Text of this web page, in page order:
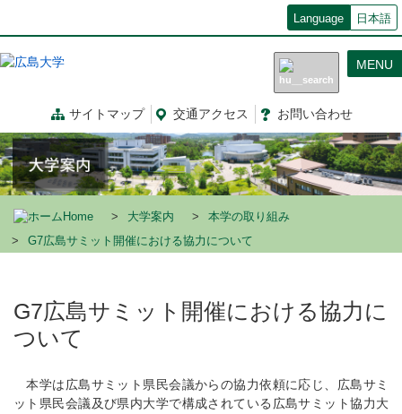
コ
ツ
に
移
動
Language 日本語
サイトマップ 交通アクセス お問い合わせ
MENU
Home 大学案内
本学の取り組み
G7広島サミット開催における協力について
G7広島サミット開催における協力に
ついて
本学は広島サミット県民会議からの協力依頼に応じ、広島サミ
ット県民会議及び県内大学で構成されている広島サミット協力大